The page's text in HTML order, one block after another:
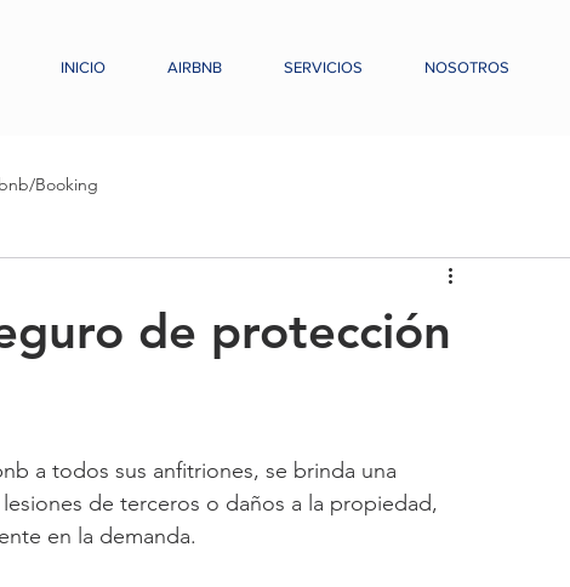
INICIO AIRBNB SERVICIOS NOSOTROS
Booking
de protección
a todos sus anfitriones, se brinda una
de terceros o daños a la propiedad,
en la demanda.